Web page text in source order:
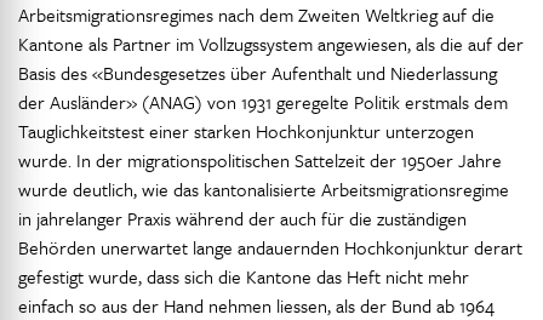
Arbeitsmigrationsregimes nach dem Zweiten Weltkrieg auf die
Kantone als Partner im Vollzugssystem angewiesen, als die auf der
Basis des «Bundesgesetzes über Aufenthalt und Niederlassung
der Ausländer» (ANAG) von 1931 geregelte Politik erstmals dem
Tauglichkeitstest einer starken Hochkonjunktur unterzogen
wurde. In der migrationspolitischen Sattelzeit der 1950er Jahre
wurde deutlich, wie das kantonalisierte Arbeitsmigrationsregime
in jahrelanger Praxis während der auch für die zuständigen
Behörden unerwartet lange andauernden Hochkonjunktur derart
gefestigt wurde, dass sich die Kantone das Heft nicht mehr
einfach so aus der Hand nehmen liessen, als der Bund ab 1964